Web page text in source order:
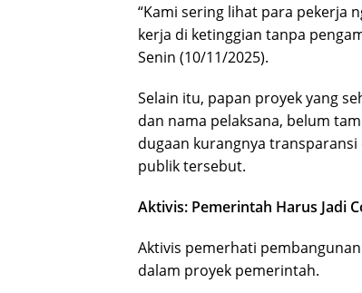
“Kami sering lihat para pekerja
kerja di ketinggian tanpa
Senin (10/11/2025).
Selain itu, papan proyek yang
dan nama pelaksana, belum
dugaan kurangnya
publik tersebut.
Aktivis: Pemerintah Harus Jadi
Aktivis pemerhati
dalam proyek pemerintah.